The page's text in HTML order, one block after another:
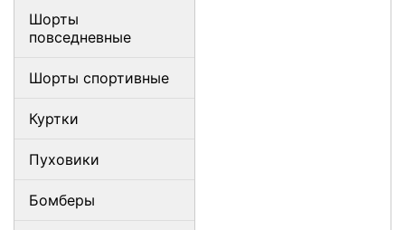
Шорты
повседневные
Шорты спортивные
Куртки
Пуховики
Бомберы